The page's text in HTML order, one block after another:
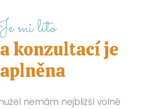
mi líto
konzultací je
nemám nejbližší volné